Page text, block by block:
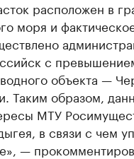
расположен в
моря и
с
объекта —
Таким образом,
МТУ
в связи с чем
—